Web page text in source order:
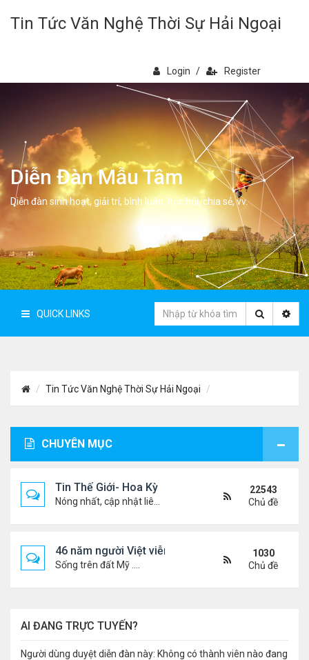
Tin Tức Văn Nghệ Thời Sự Hải Ngoại
Login / Register
Diễn Đàn Mẫu Tâm
Diễn đàn sinh hoạt, giải trí, bình luân, học hỏi, chia sẻ, vv.
QUICK LINKS
Tin Tức Văn Nghệ Thời Sự Hải Ngoại
CHUYÊN MỤC
Tin Thế Giới- Hoa Kỳ
22543
Chủ đề
46 năm người Việt viễn xứ
Sống trên đất Mỹ ....
1030
Chủ đề
AI ĐANG TRỰC TUYẾN?
Người dùng duyệt diễn đàn này: Không có thành viên nào đang